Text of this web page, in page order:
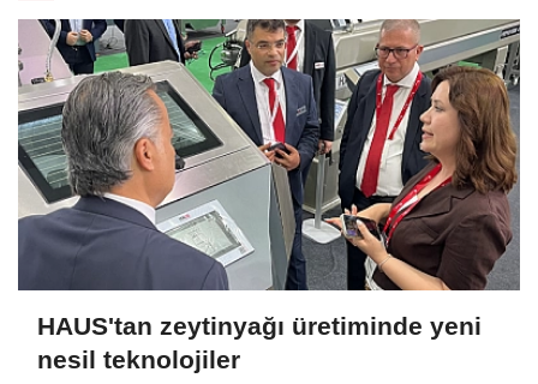
HAUS'tan zeytinyağı üretiminde yeni
nesil teknolojiler